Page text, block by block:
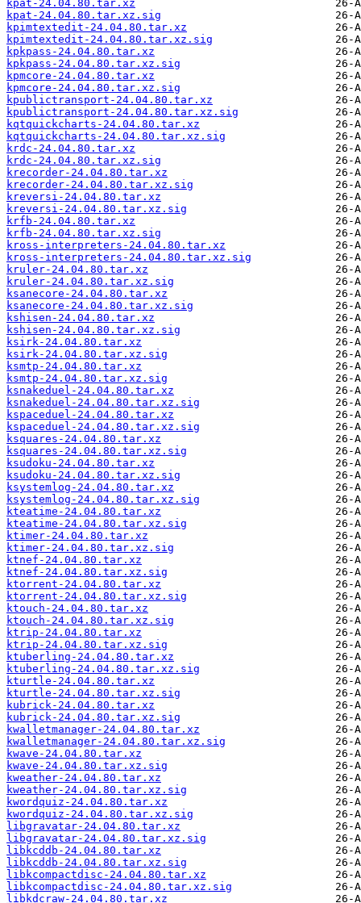
kpat-24.04.80.tar.xz
kpat-24.04.80.tar.xz.sig
kpimtextedit-24.04.80.tar.xz
kpimtextedit-24.04.80.tar.xz.sig
kpkpass-24.04.80.tar.xz
kpkpass-24.04.80.tar.xz.sig
kpmcore-24.04.80.tar.xz
kpmcore-24.04.80.tar.xz.sig
kpublictransport-24.04.80.tar.xz
kpublictransport-24.04.80.tar.xz.sig
kqtquickcharts-24.04.80.tar.xz
kqtquickcharts-24.04.80.tar.xz.sig
krdc-24.04.80.tar.xz
krdc-24.04.80.tar.xz.sig
krecorder-24.04.80.tar.xz
krecorder-24.04.80.tar.xz.sig
kreversi-24.04.80.tar.xz
kreversi-24.04.80.tar.xz.sig
krfb-24.04.80.tar.xz
krfb-24.04.80.tar.xz.sig
kross-interpreters-24.04.80.tar.xz
kross-interpreters-24.04.80.tar.xz.sig
kruler-24.04.80.tar.xz
kruler-24.04.80.tar.xz.sig
ksanecore-24.04.80.tar.xz
ksanecore-24.04.80.tar.xz.sig
kshisen-24.04.80.tar.xz
kshisen-24.04.80.tar.xz.sig
ksirk-24.04.80.tar.xz
ksirk-24.04.80.tar.xz.sig
ksmtp-24.04.80.tar.xz
ksmtp-24.04.80.tar.xz.sig
ksnakeduel-24.04.80.tar.xz
ksnakeduel-24.04.80.tar.xz.sig
kspaceduel-24.04.80.tar.xz
kspaceduel-24.04.80.tar.xz.sig
ksquares-24.04.80.tar.xz
ksquares-24.04.80.tar.xz.sig
ksudoku-24.04.80.tar.xz
ksudoku-24.04.80.tar.xz.sig
ksystemlog-24.04.80.tar.xz
ksystemlog-24.04.80.tar.xz.sig
kteatime-24.04.80.tar.xz
kteatime-24.04.80.tar.xz.sig
ktimer-24.04.80.tar.xz
ktimer-24.04.80.tar.xz.sig
ktnef-24.04.80.tar.xz
ktnef-24.04.80.tar.xz.sig
ktorrent-24.04.80.tar.xz
ktorrent-24.04.80.tar.xz.sig
ktouch-24.04.80.tar.xz
ktouch-24.04.80.tar.xz.sig
ktrip-24.04.80.tar.xz
ktrip-24.04.80.tar.xz.sig
ktuberling-24.04.80.tar.xz
ktuberling-24.04.80.tar.xz.sig
kturtle-24.04.80.tar.xz
kturtle-24.04.80.tar.xz.sig
kubrick-24.04.80.tar.xz
kubrick-24.04.80.tar.xz.sig
kwalletmanager-24.04.80.tar.xz
kwalletmanager-24.04.80.tar.xz.sig
kwave-24.04.80.tar.xz
kwave-24.04.80.tar.xz.sig
kweather-24.04.80.tar.xz
kweather-24.04.80.tar.xz.sig
kwordquiz-24.04.80.tar.xz
kwordquiz-24.04.80.tar.xz.sig
libgravatar-24.04.80.tar.xz
libgravatar-24.04.80.tar.xz.sig
libkcddb-24.04.80.tar.xz
libkcddb-24.04.80.tar.xz.sig
libkcompactdisc-24.04.80.tar.xz
libkcompactdisc-24.04.80.tar.xz.sig
libkdcraw-24.04.80.tar.xz